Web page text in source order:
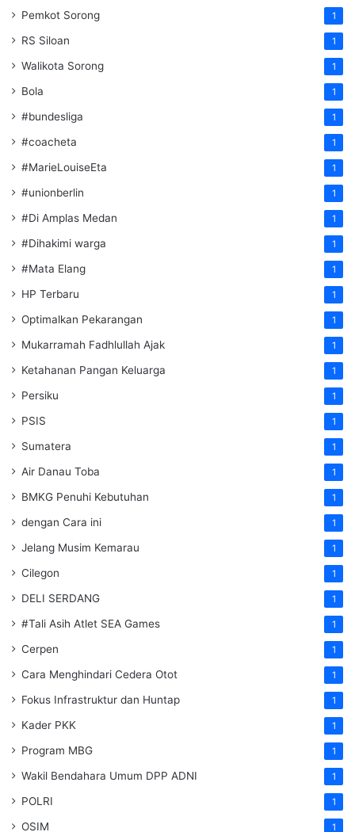
Pemkot Sorong 1
RS Siloan 1
Walikota Sorong 1
Bola 1
#bundesliga 1
#coacheta 1
#MarieLouiseEta 1
#unionberlin 1
#Di Amplas Medan 1
#Dihakimi warga 1
#Mata Elang 1
HP Terbaru 1
Optimalkan Pekarangan 1
Mukarramah Fadhlullah Ajak 1
Ketahanan Pangan Keluarga 1
Persiku 1
PSIS 1
Sumatera 1
Air Danau Toba 1
BMKG Penuhi Kebutuhan 1
dengan Cara ini 1
Jelang Musim Kemarau 1
Cilegon 1
DELI SERDANG 1
#Tali Asih Atlet SEA Games 1
Cerpen 1
Cara Menghindari Cedera Otot 1
Fokus Infrastruktur dan Huntap 1
Kader PKK 1
Program MBG 1
Wakil Bendahara Umum DPP ADNI 1
POLRI 1
OSIM 1